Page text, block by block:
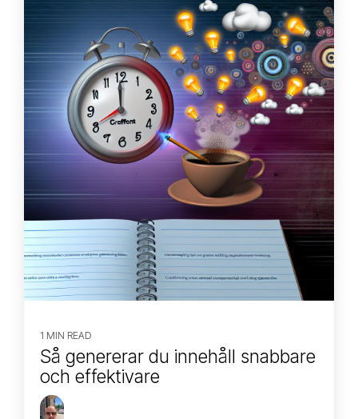
1 MIN READ
Så genererar du innehåll snabbare
och effektivare